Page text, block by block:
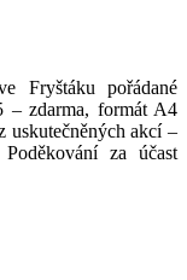
Fryštáku pořádané
– zdarma, formát A4
uskutečněných akcí –
za účast